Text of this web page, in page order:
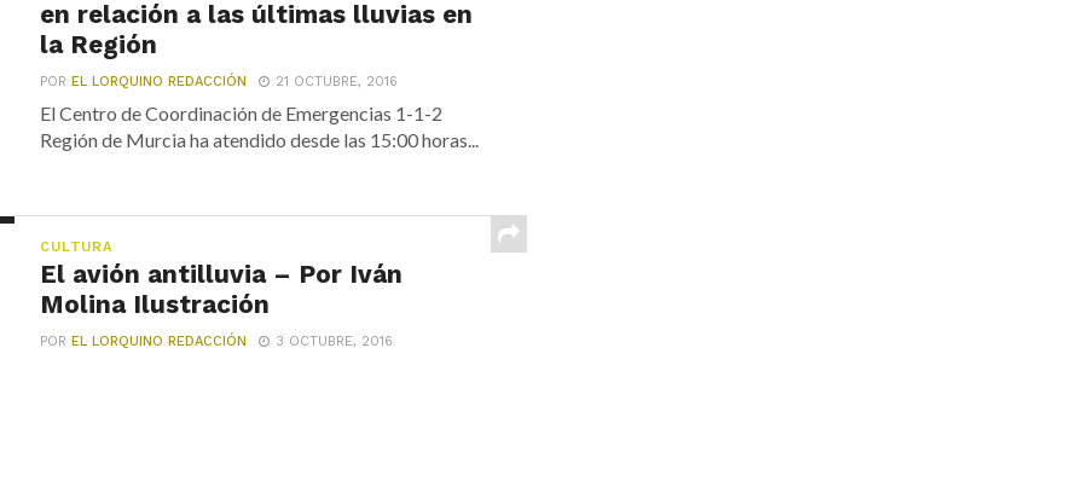
en relación a las últimas lluvias en
la Región
POREL LORQUINO REDACCIÓN 21 OCTUBRE, 2016
El Centro de Coordinación de Emergencias 1-1-2
Región de Murcia ha atendido desde las 15:00 horas...
CULTURA
El avión antilluvia – Por Iván
Molina Ilustración
POREL LORQUINO REDACCIÓN 3 OCTUBRE, 2016